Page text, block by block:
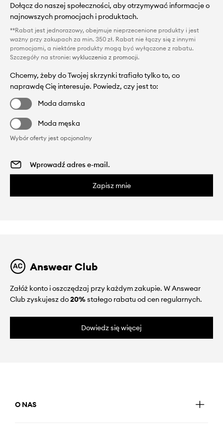
Dołącz do naszej społeczności, aby otrzymywać informacje o
najnowszych promocjach i produktach.
**Rabat jest jednorazowy, obejmuje nieprzecenione produkty i jest
ważny przy zakupach za min. 350 zł. Rabat nie łączy się z innymi
promocjami, a niektóre produkty mogą być wyłączone z rabatu.
Szczegóły na stronie: wykluczenia z promocji.
Chcemy, żeby do Twojej skrzynki trafiało tylko to, co
naprawdę Cię interesuje. Powiedz, czy jest to:
Moda damska
Moda męska
Wybór oferty jest opcjonalny
Zapisz mnie
Answear Club
Załóż konto i oszczędzaj przy każdym zakupie. W Answear
Club zyskujesz do20%stałego rabatu od cen regularnych.
Dowiedz się więcej
O NAS